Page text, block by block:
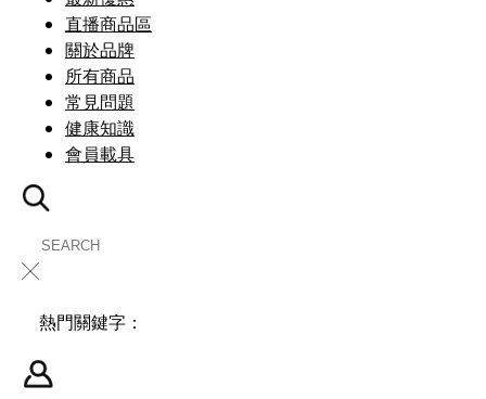
直播商品區
關於品牌
所有商品
常見問題
健康知識
會員載具
╳
熱門關鍵字：